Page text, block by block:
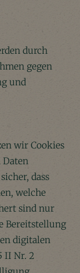
durch
gegen
und
wir Cookies
Daten
dass
welche
sind nur
Bereitstellung
digitalen
II Nr. 2